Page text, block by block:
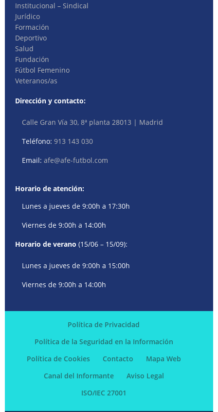
Institucional – Sindical
Jurídico
Formación
Deportivo
Salud
Fundación
Fútbol Femenino
Veteranos/as
Dirección y contacto:
Calle Gran Vía 30, 8ª planta 28013 | Madrid
Teléfono:913 143 030
Email:afe@afe-futbol.com
Horario de atención:
Lunes a jueves de 9:00h a 17:30h
Viernes de 9:00h a 14:00h
Horario de verano (15/06 – 15/09):
Lunes a jueves de 9:00h a 15:00h
Viernes de 9:00h a 14:00h
Política de Privacidad
Política de la Seguridad en la Información
Política de Cookies
Contacto
Mapa Web
Canal del Informante
Aviso Legal
ISO/IEC 27001